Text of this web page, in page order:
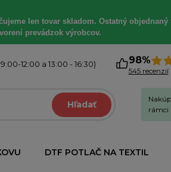
len tovar skladom. Ostatný
prevádzok výrobcov.
12:00 a 13:00 - 16:30) 98%
545 recenzií
Hľadať
rámci
DTF POTLAČ NA TEXTIL